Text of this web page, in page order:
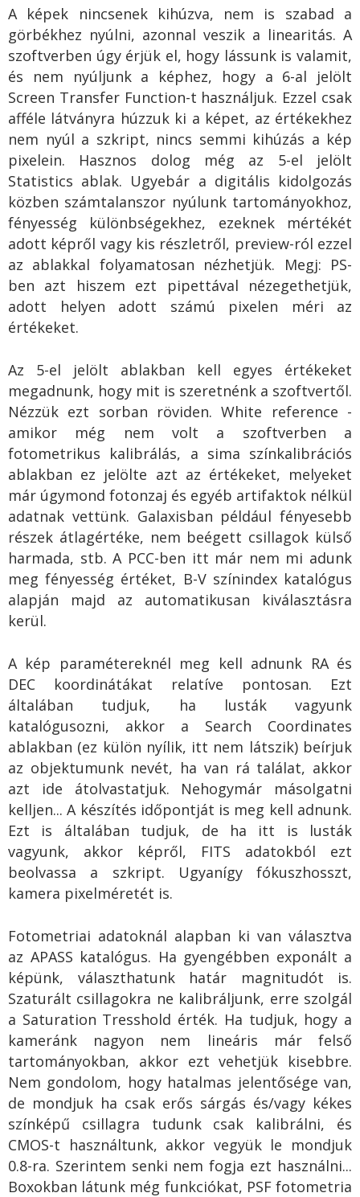
A képek nincsenek kihúzva, nem is szabad a
görbékhez nyúlni, azonnal veszik a linearitás. A
szoftverben úgy érjük el, hogy lássunk is valamit,
és nem nyúljunk a képhez, hogy a 6-al jelölt
Screen Transfer Function-t használjuk. Ezzel csak
afféle látványra húzzuk ki a képet, az értékekhez
nem nyúl a szkript, nincs semmi kihúzás a kép
pixelein. Hasznos dolog még az 5-el jelölt
Statistics ablak. Ugyebár a digitális kidolgozás
közben számtalanszor nyúlunk tartományokhoz,
fényesség különbségekhez, ezeknek mértékét
adott képről vagy kis részletről, preview-ról ezzel
az ablakkal folyamatosan nézhetjük. Megj: PS-
ben azt hiszem ezt pipettával nézegethetjük,
adott helyen adott számú pixelen méri az
értékeket.
Az 5-el jelölt ablakban kell egyes értékeket
megadnunk, hogy mit is szeretnénk a szoftvertől.
Nézzük ezt sorban röviden. White reference -
amikor még nem volt a szoftverben a
fotometrikus kalibrálás, a sima színkalibrációs
ablakban ez jelölte azt az értékeket, melyeket
már úgymond fotonzaj és egyéb artifaktok nélkül
adatnak vettünk. Galaxisban például fényesebb
részek átlagértéke, nem beégett csillagok külső
harmada, stb. A PCC-ben itt már nem mi adunk
meg fényesség értéket, B-V színindex katalógus
alapján majd az automatikusan kiválasztásra
kerül.
A kép paramétereknél meg kell adnunk RA és
DEC koordinátákat relatíve pontosan. Ezt
általában tudjuk, ha lusták vagyunk
katalógusozni, akkor a Search Coordinates
ablakban (ez külön nyílik, itt nem látszik) beírjuk
az objektumunk nevét, ha van rá találat, akkor
azt ide átolvastatjuk. Nehogymár másolgatni
kelljen... A készítés időpontját is meg kell adnunk.
Ezt is általában tudjuk, de ha itt is lusták
vagyunk, akkor képről, FITS adatokból ezt
beolvassa a szkript. Ugyanígy fókuszhosszt,
kamera pixelméretét is.
Fotometriai adatoknál alapban ki van választva
az APASS katalógus. Ha gyengébben exponált a
képünk, választhatunk határ magnitudót is.
Szaturált csillagokra ne kalibráljunk, erre szolgál
a Saturation Tresshold érték. Ha tudjuk, hogy a
kameránk nagyon nem lineáris már felső
tartományokban, akkor ezt vehetjük kisebbre.
Nem gondolom, hogy hatalmas jelentősége van,
de mondjuk ha csak erős sárgás és/vagy kékes
színképű csillagra tudunk csak kalibrálni, és
CMOS-t használtunk, akkor vegyük le mondjuk
0.8-ra. Szerintem senki nem fogja ezt használni...
Boxokban látunk még funkciókat, PSF fotometria